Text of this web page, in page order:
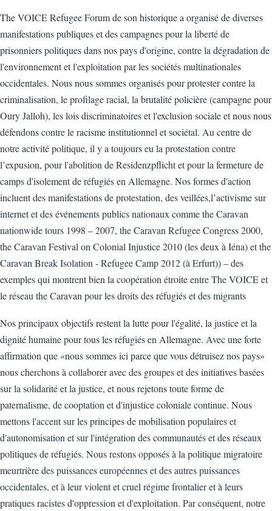
The VOICE Refugee Forum de son historique a organisé de diverses
manifestations publiques et des campagnes pour la liberté de
prisonniers politiques dans nos pays d'origine, contre la dégradation de
l'environnement et l'exploitation par les sociétés multinationales
occidentales. Nous nous sommes organisés pour protester contre la
criminalisation, le profilage racial, la brutalité policière (campagne pour
Oury Jalloh), les lois discriminatoires et l'exclusion sociale et nous nous
défendons contre le racisme institutionnel et sociétal. Au centre de
notre activité politique, il y a toujours eu la protestation contre
l’expusion, pour l'abolition de Residenzpflicht et pour la fermeture de
camps d'isolement de réfugiés en Allemagne. Nos formes d'action
incluent des manifestations de protestation, des veillées,l’activisme sur
internet et des événements publics nationaux comme the Caravan
nationwide tours 1998 – 2007, the Caravan Refugee Congress 2000,
the Caravan Festival on Colonial Injustice 2010 (les deux à Iéna) et the
Caravan Break Isolation - Refugee Camp 2012 (à Erfurt)) – des
exemples qui montrent bien la coopération étroite entre The VOICE et
le réseau the Caravan pour les droits des réfugiés et des migrants
Nos principaux objectifs restent la lutte pour l'égalité, la justice et la
dignité humaine pour tous les réfugiés en Allemagne. Avec une forte
affirmation que «nous sommes ici parce que vous détruisez nos pays»
nous cherchons à collaborer avec des groupes et des initiatives basées
sur la solidarité et la justice, et nous rejetons toute forme de
paternalisme, de cooptation et d'injustice coloniale continue. Nous
mettons l'accent sur les principes de mobilisation populaires et
d'autonomisation et sur l'intégration des communautés et des réseaux
politiques de réfugiés. Nous restons opposés à la politique migratoire
meurtrière des puissances européennes et des autres puissances
occidentales, et à leur violent et cruel régime frontalier et à leurs
pratiques racistes d'oppression et d'exploitation. Par conséquent, notre